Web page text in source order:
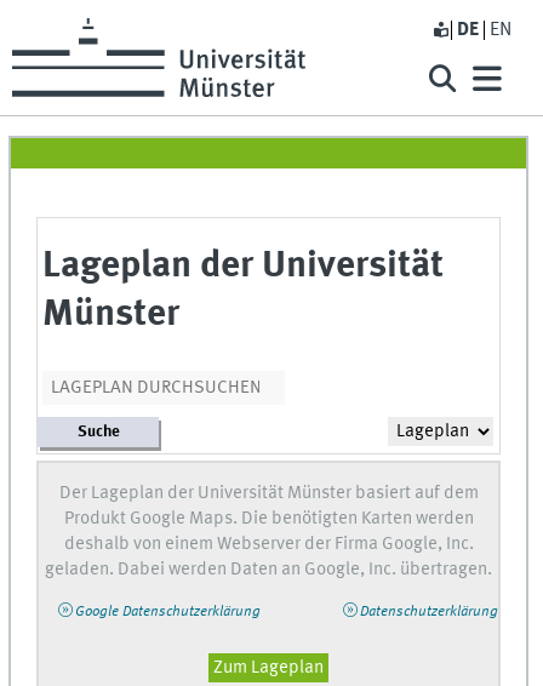
DE EN
Lageplan der Universität
Münster
Suche
Der Lageplan der Universität Münster basiert auf dem
Produkt Google Maps. Die benötigten Karten werden
deshalb von einem Webserver der Firma Google, Inc.
geladen. Dabei werden Daten an Google, Inc. übertragen.
Google Datenschutzerklärung Datenschutzerklärung
Zum Lageplan